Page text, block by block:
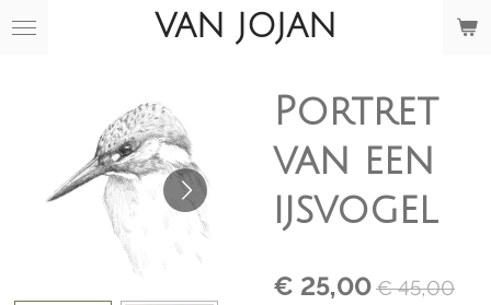
Ga
VAN JOJAN
Portret
van een
ijsvogel
€ 25,00€ 45,00